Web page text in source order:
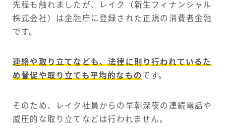
先程も触れましたが、レイク（新生フィナンシャル
株式会社）は金融庁に登録された正規の消費者金融
です。
連絡や取り立てなども、法律に則り行われているた
め督促や取り立ても平均的なものです。
そのため、レイク社員からの早朝深夜の連続電話や
威圧的な取り立てなどは行われません。